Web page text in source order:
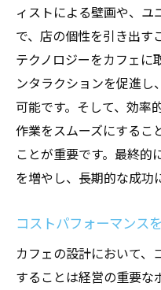
ィストによる壁画や、ユ
で、店の個性を引き出す
テクノロジーをカフェに
ンタラクションを促進し
可能です。そして、効率
作業をスムーズにするこ
ことが重要です。最終的
を増やし、長期的な成功
コストパフォーマンス
カフェの設計において、
することは経営の重要な